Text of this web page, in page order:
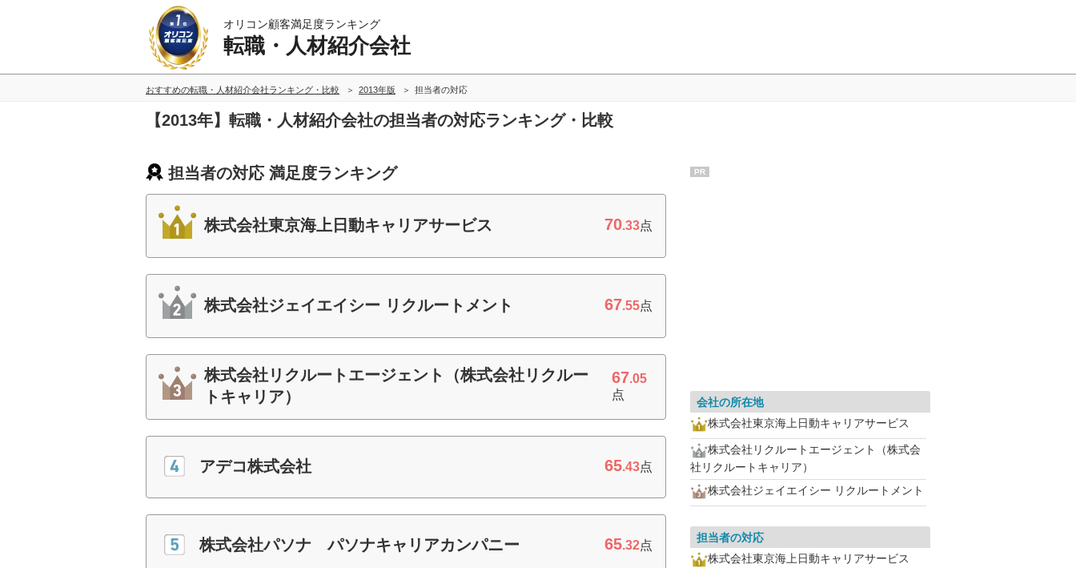
オリコン顧客満足度ランキング
転職・人材紹介会社
おすすめの転職・人材紹介会社ランキング・比較 2013年版 担当者の対応
【2013年】転職・人材紹介会社の担当者の対応ランキング・比較
担当者の対応 満足度ランキング
株式会社東京海上日動キャリアサービス 70.33点
株式会社ジェイエイシー リクルートメント 67.55点
株式会社リクルートエージェント（株式会社リクルー
トキャリア）
67.05
点
アデコ株式会社 65.43点
株式会社パソナ パソナキャリアカンパニー 65.32点
PR
会社の所在地
株式会社東京海上日動キャリアサービス
株式会社リクルートエージェント（株式会
社リクルートキャリア）
株式会社ジェイエイシー リクルートメント
担当者の対応
株式会社東京海上日動キャリアサービス